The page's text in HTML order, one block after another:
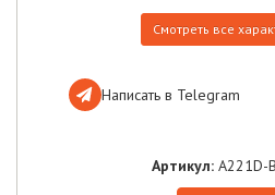
Смотреть все
Написать в Telegram
Артикул: A221D-